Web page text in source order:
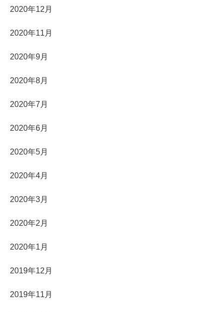
2020年12月
2020年11月
2020年9月
2020年8月
2020年7月
2020年6月
2020年5月
2020年4月
2020年3月
2020年2月
2020年1月
2019年12月
2019年11月